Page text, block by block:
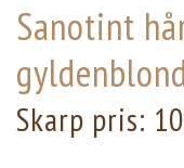
Sanotint
Skarp pris: